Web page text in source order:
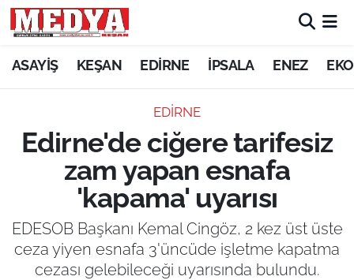
ASAYİŞ KEŞAN EDİRNE İPSALA ENEZ
EDİRNE
Edirne'de ciğere tarifesiz
zam yapan esnafa
'kapama' uyarısı
EDESOB Başkanı Kemal Cingöz, 2 kez üst üste
ceza yiyen esnafa 3'üncüde işletme kapatma
cezası gelebileceği uyarısında bulundu.
KEŞAN
ASAYİŞ
SİYASET
GÜNDEM
EKONOMİ